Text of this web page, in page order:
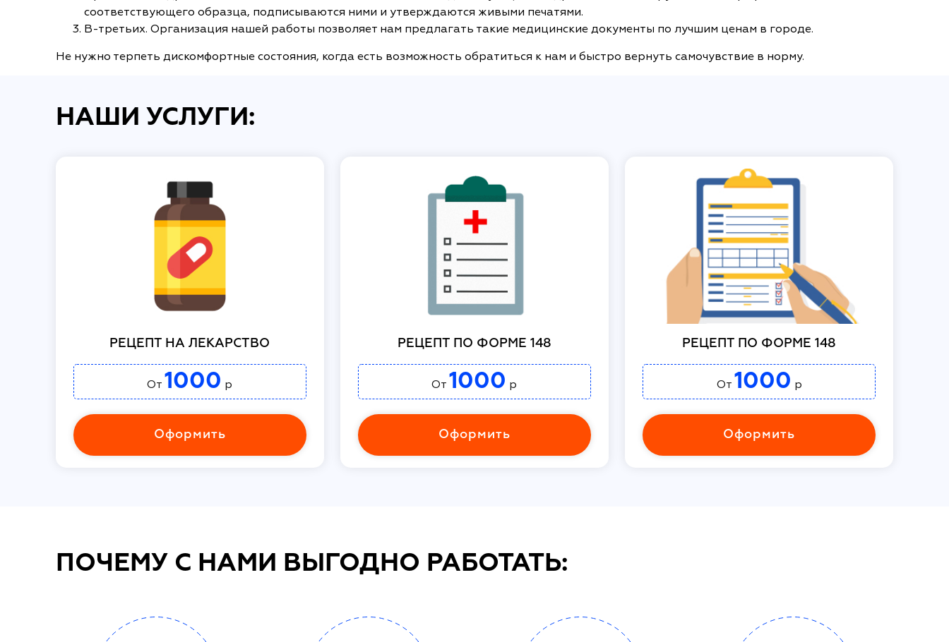
соответствующего образца, подписываются ними и утверждаются живыми печатями.
В-третьих. Организация нашей работы позволяет нам предлагать такие медицинские документы по лучшим ценам в городе.
Не нужно терпеть дискомфортные состояния, когда есть возможность обратиться к нам и быстро вернуть самочувствие в норму.
НАШИ УСЛУГИ:
РЕЦЕПТ НА ЛЕКАРСТВО
От 1000 р
Оформить
РЕЦЕПТ ПО ФОРМЕ 148
От 1000 р
Оформить
РЕЦЕПТ ПО ФОРМЕ 148
От 1000 р
Оформить
ПОЧЕМУ С НАМИ ВЫГОДНО РАБОТАТЬ: